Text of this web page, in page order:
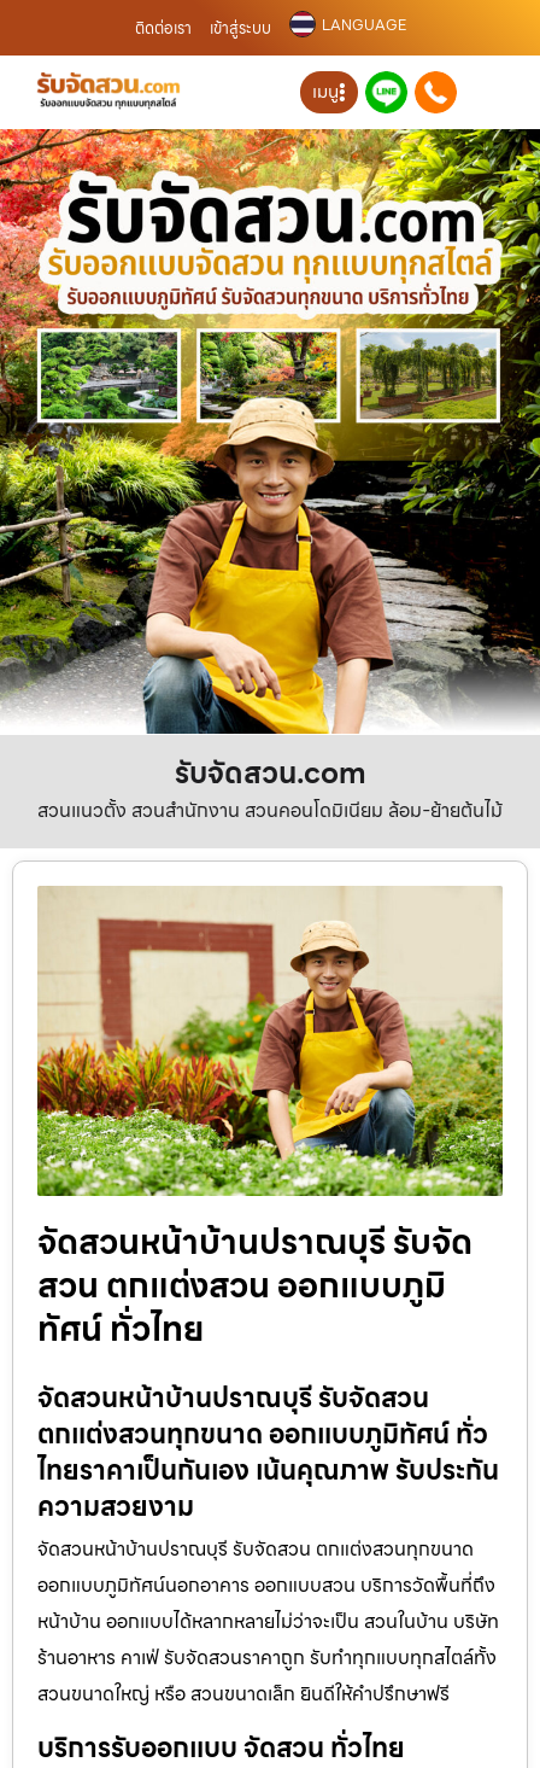
ติดต่อเรา เข้าสู่ระบบ LANGUAGE
เมนู
รับจัดสวน.com
สวนแนวตั้ง สวนสำนักงาน สวนคอนโดมิเนียม ล้อม-ย้ายต้นไม้
จัดสวนหน้าบ้านปราณบุรี รับจัด
สวน ตกแต่งสวน ออกแบบภูมิ
ทัศน์ ทั่วไทย
จัดสวนหน้าบ้านปราณบุรี รับจัดสวน
ตกแต่งสวนทุกขนาด ออกแบบภูมิทัศน์ ทั่ว
ไทยราคาเป็นกันเอง เน้นคุณภาพ รับประกัน
ความสวยงาม
จัดสวนหน้าบ้านปราณบุรี รับจัดสวน ตกแต่งสวนทุกขนาด
ออกแบบภูมิทัศน์นอกอาคาร ออกแบบสวน บริการวัดพื้นที่ถึง
หน้าบ้าน ออกแบบได้หลากหลายไม่ว่าจะเป็น สวนในบ้าน บริษัท
ร้านอาหาร คาเฟ่ รับจัดสวนราคาถูก รับทำทุกแบบทุกสไตล์ทั้ง
สวนขนาดใหญ่ หรือ สวนขนาดเล็ก ยินดีให้คำปรึกษาฟรี
บริการรับออกแบบ จัดสวน ทั่วไทย